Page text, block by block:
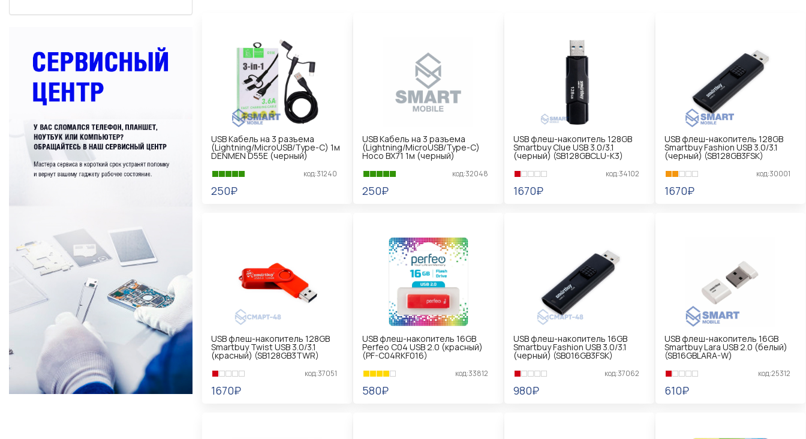
USB Кабель на 3 разъема
(Lightning/MicroUSB/Type-C) 1м
DENMEN D55E (черный)
код:31240
250₽
USB Кабель на 3 разъема
(Lightning/MicroUSB/Type-C)
Hoco BX71 1м (черный)
код:32048
250₽
USB флеш-накопитель 128GB
Smartbuy Clue USB 3.0/3.1
(черный) (SB128GBCLU-K3)
код:34102
1670₽
USB флеш-накопитель 128GB
Smartbuy Fashion USB 3.0/3.1
(черный) (SB128GB3FSK)
код:30001
1670₽
USB флеш-накопитель 128GB
Smartbuy Twist USB 3.0/3.1
(красный) (SB128GB3TWR)
код:37051
1670₽
USB флеш-накопитель 16GB
Perfeo C04 USB 2.0 (красный)
(PF-C04RKF016)
код:33812
580₽
USB флеш-накопитель 16GB
Smartbuy Fashion USB 3.0/3.1
(черный) (SB016GB3FSK)
код:37062
980₽
USB флеш-накопитель 16GB
Smartbuy Lara USB 2.0 (белый)
(SB16GBLARA-W)
код:25312
610₽